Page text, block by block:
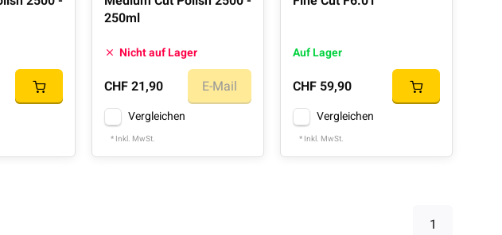
250ml
Nicht auf Lager
CHF 21,90 E-Mail
Vergleichen
* Inkl. MwSt.
Auf Lager
CHF 59,90
Vergleichen
* Inkl. MwSt.
1